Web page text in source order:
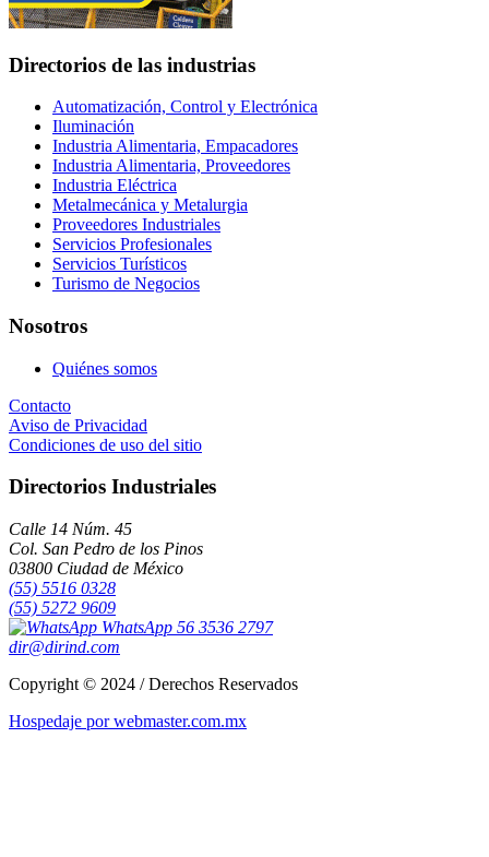
Directorios de las industrias
Automatización, Control y Electrónica
Iluminación
Industria Alimentaria, Empacadores
Industria Alimentaria, Proveedores
Industria Eléctrica
Metalmecánica y Metalurgia
Proveedores Industriales
Servicios Profesionales
Servicios Turísticos
Turismo de Negocios
Nosotros
Quiénes somos
Contacto
Aviso de Privacidad
Condiciones de uso del sitio
Directorios Industriales
Calle 14 Núm. 45
Col. San Pedro de los Pinos
03800 Ciudad de México
(55) 5516 0328
(55) 5272 9609
WhatsApp 56 3536 2797
dir@dirind.com
Copyright © 2024 / Derechos Reservados
Hospedaje por webmaster.com.mx